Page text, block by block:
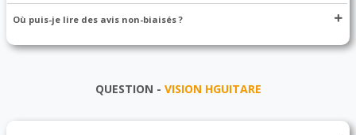
Où puis-je lire des avis non-biaisés ?
QUESTION - VISION HGUITARE